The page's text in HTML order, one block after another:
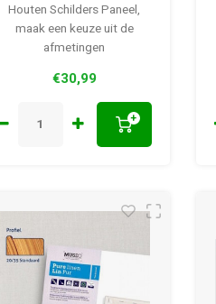
Houten Schilders Paneel,
maak een keuze uit de
afmetingen
€30,99
+